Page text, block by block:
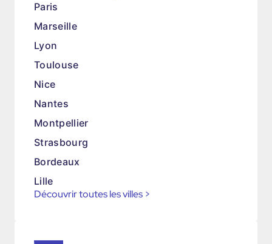
Paris
Marseille
Lyon
Toulouse
Nice
Nantes
Montpellier
Strasbourg
Bordeaux
Lille
Découvrir toutes les villes >